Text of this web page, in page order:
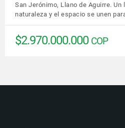
San Jerónimo, Llano de Aguirre.
naturaleza y el espacio se unen
$2.970.000.000 COP